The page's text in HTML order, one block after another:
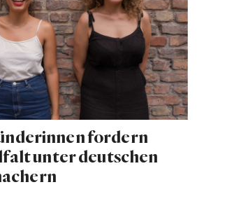
fordern
unter deutschen